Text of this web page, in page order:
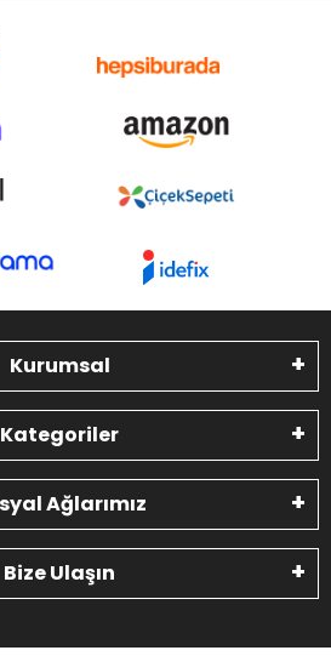
Kurumsal
Kategoriler
Ağlarımız
Bize Ulaşın